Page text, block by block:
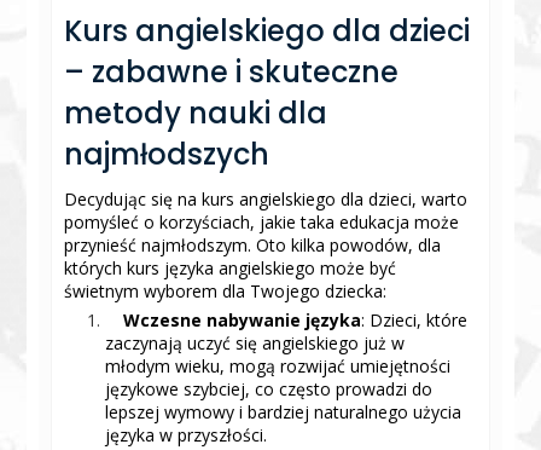
Kurs angielskiego dla dzieci
– zabawne i skuteczne
metody nauki dla
najmłodszych
Decydując się na kurs angielskiego dla dzieci, warto
pomyśleć o korzyściach, jakie taka edukacja może
przynieść najmłodszym. Oto kilka powodów, dla
których kurs języka angielskiego może być
świetnym wyborem dla Twojego dziecka:
Wczesne nabywanie języka: Dzieci, które
zaczynają uczyć się angielskiego już w
młodym wieku, mogą rozwijać umiejętności
językowe szybciej, co często prowadzi do
lepszej wymowy i bardziej naturalnego użycia
języka w przyszłości.